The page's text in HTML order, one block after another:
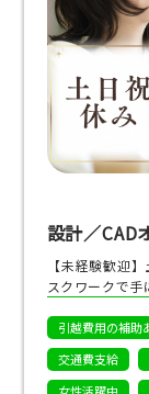
設計／CAD
【未経験歓迎
スクワークで
引越費用の補助
交通費支給